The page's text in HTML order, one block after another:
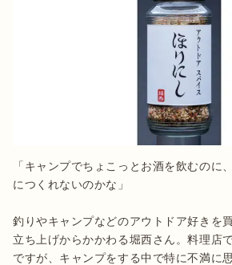
「キャンプでちょこっとお酒を飲むのに
につくれないのかな」
釣りやキャンプなどのアウトドア好きを
立ち上げからかかわる堀西さん。料理店
ですが、キャンプをする中で特に不満に